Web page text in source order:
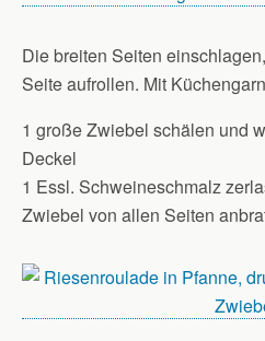
Die breiten Seiten
Seite aufrollen. Mit
1 große Zwiebel schälen und
Deckel
1 Essl. Schweineschmalz
Zwiebel von allen Seiten